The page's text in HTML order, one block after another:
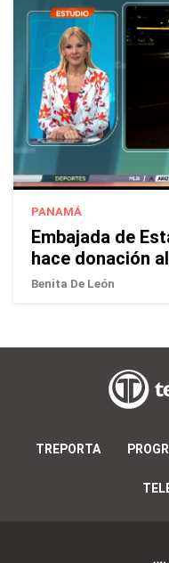
PANAMÁ
Embajada de
hace donación
Benita De León
TREPORTA